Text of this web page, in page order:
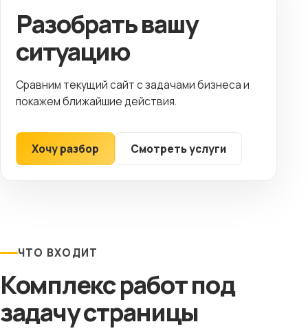
Разобрать вашу
ситуацию
Сравним текущий сайт с задачами бизнеса и
покажем ближайшие действия.
Хочу разбор Смотреть услуги
ЧТО ВХОДИТ
Комплекс работ под
задачу страницы